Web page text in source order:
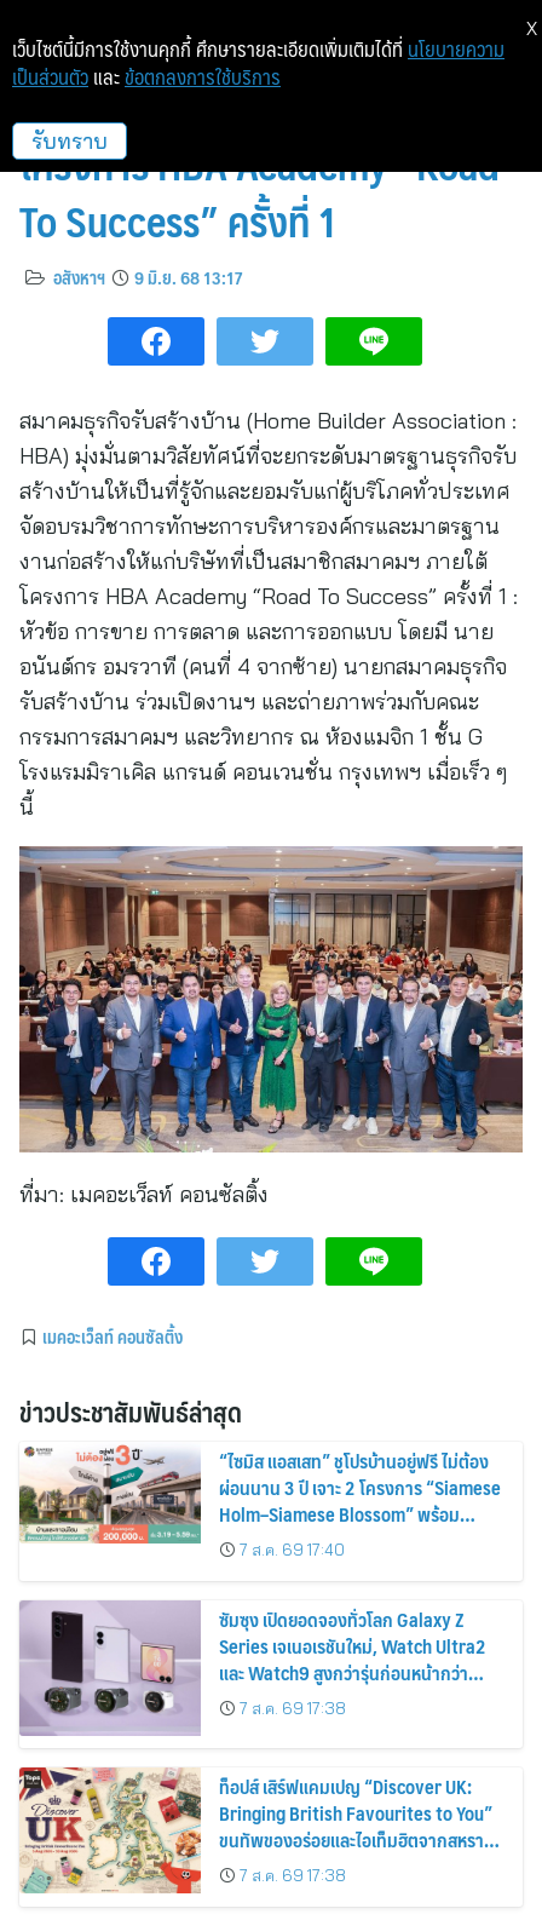
สมาคมธุรกิจรับสร้างบ้าน จัดอบรม
โครงการ HBA Academy “Road
To Success” ครั้งที่ 1
อสังหาฯ 9 มิ.ย. 68 13:17
สมาคมธุรกิจรับสร้างบ้าน (Home Builder Association :
HBA) มุ่งมั่นตามวิสัยทัศน์ที่จะยกระดับมาตรฐานธุรกิจรับ
สร้างบ้านให้เป็นที่รู้จักและยอมรับแก่ผู้บริโภคทั่วประเทศ
จัดอบรมวิชาการทักษะการบริหารองค์กรและมาตรฐาน
งานก่อสร้างให้แก่บริษัทที่เป็นสมาชิกสมาคมฯ ภายใต้
โครงการ HBA Academy “Road To Success” ครั้งที่ 1 :
หัวข้อ การขาย การตลาด และการออกแบบ โดยมี นาย
อนันต์กร อมรวาที (คนที่ 4 จากซ้าย) นายกสมาคมธุรกิจ
รับสร้างบ้าน ร่วมเปิดงานฯ และถ่ายภาพร่วมกับคณะ
กรรมการสมาคมฯ และวิทยากร ณ ห้องแมจิก 1 ชั้น G
โรงแรมมิราเคิล แกรนด์ คอนเวนชั่น กรุงเทพฯ เมื่อเร็ว ๆ
นี้
ที่มา: เมคอะเว็ลท์ คอนซัลติ้ง
เมคอะเว็ลท์ คอนซัลติ้ง
ข่าวประชาสัมพันธ์ล่าสุด
“ไซมิส แอสเสท” ชูโปรบ้านอยู่ฟรี ไม่ต้อง
ผ่อนนาน 3 ปี เจาะ 2 โครงการ “Siamese
Holm–Siamese Blossom” พร้อม
ส่วนลดและสิทธิพิเศษถึง 31 สิงหาคม
2569
7 ส.ค. 69 17:40
ซัมซุง เปิดยอดจองทั่วโลก Galaxy Z
Series เจเนอเรชันใหม่, Watch Ultra2
และ Watch9 สูงกว่ารุ่นก่อนหน้ากว่า
30%7 ส.ค. 69 17:38
ท็อปส์ เสิร์ฟแคมเปญ “Discover UK:
Bringing British Favourites to You”
ขนทัพของอร่อยและไอเท็มฮิตจากสหราช
อาณาจักร ส่งตรงถึงมือตั้งแต่วันนี้ – 18
สิงหาคมนี้
7 ส.ค. 69 17:38
เว็บไซต์นี้มีการใช้งานคุกกี้ ศึกษารายละเอียดเพิ่มเติมได้ที่ นโยบายความ
เป็นส่วนตัว และ ข้อตกลงการใช้บริการ
รับทราบ
X